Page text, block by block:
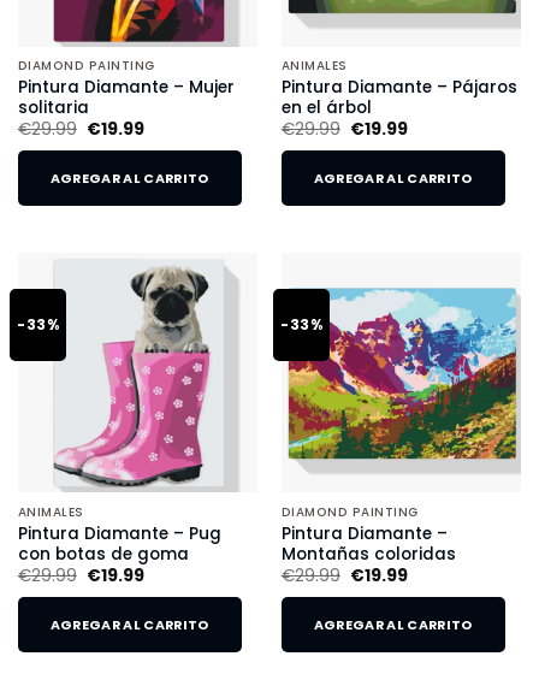
DIAMOND PAINTING
Pintura Diamante – Mujer
solitaria
€29.99 €19.99
AGREGAR AL CARRITO
ANIMALES
Pintura Diamante – Pájaros
en el árbol
€29.99 €19.99
AGREGAR AL CARRITO
-33%
ANIMALES
Pintura Diamante – Pug
con botas de goma
€29.99 €19.99
AGREGAR AL CARRITO
-33%
DIAMOND PAINTING
Pintura Diamante –
Montañas coloridas
€29.99 €19.99
AGREGAR AL CARRITO